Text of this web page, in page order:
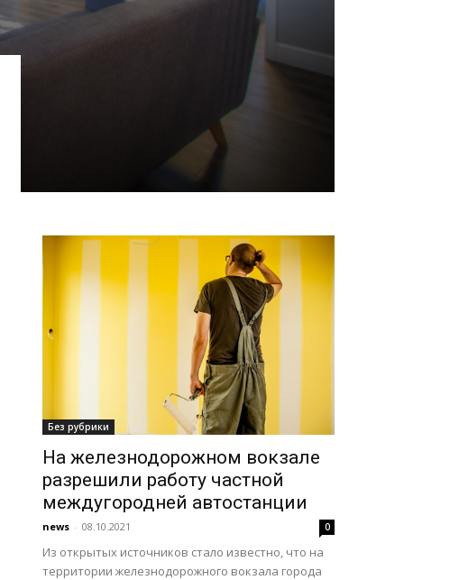
Без рубрики
На железнодорожном вокзале
разрешили работу частной
междугородней автостанции
news - 08.10.2021 0
Из открытых источников стало известно, что на
территории железнодорожного вокзала города